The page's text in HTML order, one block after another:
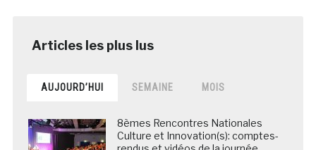
AUJOURD’HUI SEMAINE MOIS
8èmes Rencontres Nationales
Culture et Innovation(s): comptes-